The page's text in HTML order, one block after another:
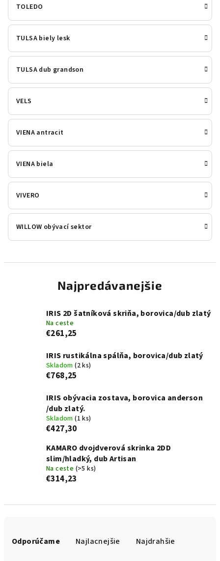
TOLEDO
TULSA biely lesk
TULSA dub grandson
VELS
VIENA antracit
VIENA biela
VIVERO
WILLOW obývací sektor
Najpredávanejšie
IRIS 2D šatníková skriňa, borovica/dub zlatý
Na ceste
€261,25
IRIS rustikálna spálňa, borovica/dub zlatý
Skladom(2 ks)
€768,25
IRIS obývacia zostava, borovica anderson
/dub zlatý.
Skladom(1 ks)
€427,30
KAMARO dvojdverová skrinka 2DD
slim/hladký, dub Artisan
Na ceste (>5 ks)
€314,23
Odporúčame Najlacnejšie Najdrahšie